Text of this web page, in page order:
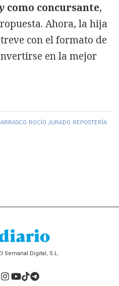
ROCÍO JURADO REPOSTERÍA
como concursante,
Ahora, la hija
con el formato de
en la mejor
Semanal Digital, S.L.
Instagram
YouTube
TikTok
Telegram